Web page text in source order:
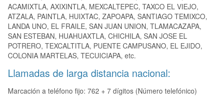
ACAMIXTLA, AXIXINTLA, MEXCALTEPEC, TAXCO EL VIEJO,
ATZALA, PAINTLA, HUIXTAC, ZAPOAPA, SANTIAGO TEMIXCO,
LANDA UNO, EL FRAILE, SAN JUAN UNION, TLAMACAZAPA,
SAN ESTEBAN, HUAHUAXTLA, CHICHILA, SAN JOSE EL
POTRERO, TEXCALTITLA, PUENTE CAMPUSANO, EL EJIDO,
COLONIA MARTELAS, TECUICIAPA, etc.
Llamadas de larga distancia nacional:
Marcación a teléfono fijo: 762 + 7 dígitos (Número telefónico)